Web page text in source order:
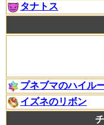
タナトス
プネブマのハイル
イズネのリボン